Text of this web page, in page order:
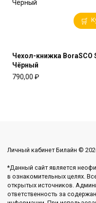
Чехол-книжка BoraSCO
Чёрный
790,00 ₽
Личный кабинет Билайн ©
*Данный сайт является
в ознакомительных целях.
открытых источников.
ответственность за